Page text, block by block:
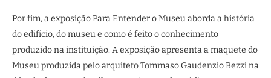
Por fim, a exposiçãoPara Entender o Museu aborda a história
do edifício, do museu e como é feito o conhecimento
produzido na instituição. A exposição apresenta a maquete do
Museu produzida pelo arquiteto Tommaso Gaudenzio Bezzi na